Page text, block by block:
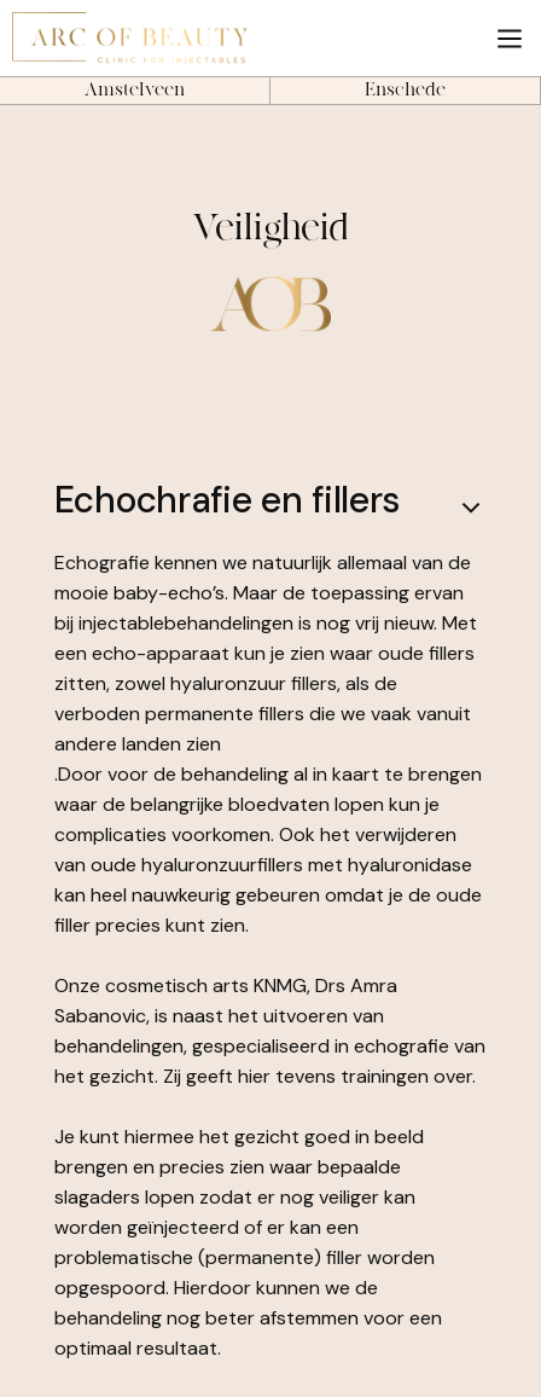
Amstelveen Enschede
Veiligheid
Echochrafie en fillers
Echografie kennen we natuurlijk allemaal van de
mooie baby-echo’s. Maar de toepassing ervan
bij injectablebehandelingen is nog vrij nieuw. Met
een echo-apparaat kun je zien waar oude fillers
zitten, zowel hyaluronzuur fillers, als de
verboden permanente fillers die we vaak vanuit
andere landen zien
.Door voor de behandeling al in kaart te brengen
waar de belangrijke bloedvaten lopen kun je
complicaties voorkomen. Ook het verwijderen
van oude hyaluronzuurfillers met hyaluronidase
kan heel nauwkeurig gebeuren omdat je de oude
filler precies kunt zien.
Onze cosmetisch arts KNMG, Drs Amra
Sabanovic, is naast het uitvoeren van
behandelingen, gespecialiseerd in echografie van
het gezicht. Zij geeft hier tevens trainingen over.
Je kunt hiermee het gezicht goed in beeld
brengen en precies zien waar bepaalde
slagaders lopen zodat er nog veiliger kan
worden geïnjecteerd of er kan een
problematische (permanente) filler worden
opgespoord. Hierdoor kunnen we de
behandeling nog beter afstemmen voor een
optimaal resultaat.